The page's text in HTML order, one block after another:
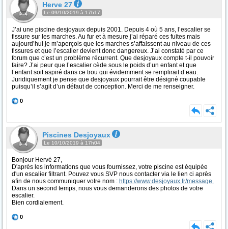
Herve 27
Le 09/10/2019 à 17h17
J’ai une piscine desjoyaux depuis 2001. Depuis 4 où 5 ans, l’escalier se
fissure sur les marches. Au fur et à mesure j’ai réparé ces fuites mais
aujourd’hui je m’aperçois que les marches s’affaissent au niveau de ces
fissures et que l’escalier devient donc dangereux. J’ai constaté par ce
forum que c’est un problème récurrent. Que desjoyaux compte t-il pouvoir
faire? J’ai peur que l’escalier cède sous le poids d’un enfant et que
l’enfant soit aspiré dans ce trou qui évidemment se remplirait d’eau.
Juridiquement je pense que desjoyaux pourrait être désigné coupable
puisqu’il s’agit d’un défaut de conception. Merci de me renseigner.
0
Piscines Desjoyaux
Le 10/10/2019 à 17h04
Bonjour Hervé 27,
D'après les informations que vous fournissez, votre piscine est équipée
d'un escalier filtrant. Pouvez vous SVP nous contacter via le lien ci après
afin de nous communiquer votre nom : https://www.desjoyaux.fr/message.
Dans un second temps, nous vous demanderons des photos de votre
escalier.
Bien cordialement.
0